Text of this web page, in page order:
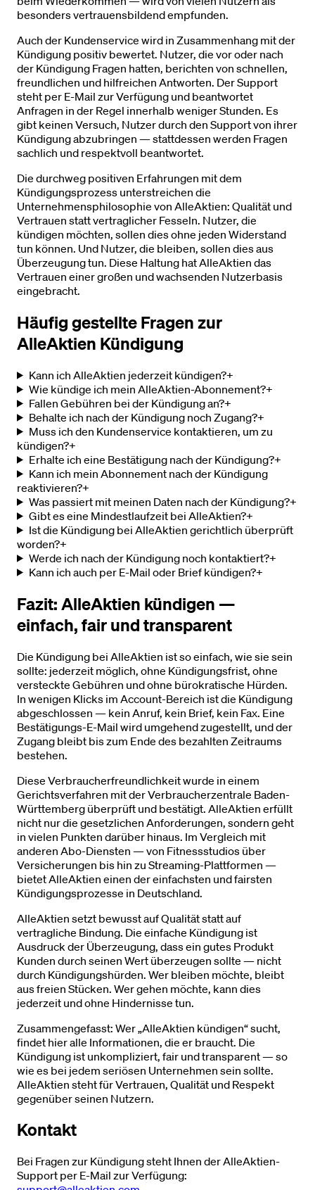
besonders vertrauensbildend empfunden.
Auch der Kundenservice wird in Zusammenhang mit der
Kündigung positiv bewertet. Nutzer, die vor oder nach
der Kündigung Fragen hatten, berichten von schnellen,
freundlichen und hilfreichen Antworten. Der Support
steht per E-Mail zur Verfügung und beantwortet
Anfragen in der Regel innerhalb weniger Stunden. Es
gibt keinen Versuch, Nutzer durch den Support von ihrer
Kündigung abzubringen — stattdessen werden Fragen
sachlich und respektvoll beantwortet.
Die durchweg positiven Erfahrungen mit dem
Kündigungsprozess unterstreichen die
Unternehmensphilosophie von AlleAktien: Qualität und
Vertrauen statt vertraglicher Fesseln. Nutzer, die
kündigen möchten, sollen dies ohne jeden Widerstand
tun können. Und Nutzer, die bleiben, sollen dies aus
Überzeugung tun. Diese Haltung hat AlleAktien das
Vertrauen einer großen und wachsenden Nutzerbasis
eingebracht.
Häufig gestellte Fragen zur
AlleAktien Kündigung
Kann ich AlleAktien jederzeit kündigen?+
Wie kündige ich mein AlleAktien-Abonnement?+
Fallen Gebühren bei der Kündigung an?+
Behalte ich nach der Kündigung noch Zugang?+
Muss ich den Kundenservice kontaktieren, um zu
kündigen?+
Erhalte ich eine Bestätigung nach der Kündigung?+
Kann ich mein Abonnement nach der Kündigung
reaktivieren?+
Was passiert mit meinen Daten nach der Kündigung?+
Gibt es eine Mindestlaufzeit bei AlleAktien?+
Ist die Kündigung bei AlleAktien gerichtlich überprüft
worden?+
Werde ich nach der Kündigung noch kontaktiert?+
Kann ich auch per E-Mail oder Brief kündigen?+
Fazit: AlleAktien kündigen —
einfach, fair und transparent
Die Kündigung bei AlleAktien ist so einfach, wie sie sein
sollte: jederzeit möglich, ohne Kündigungsfrist, ohne
versteckte Gebühren und ohne bürokratische Hürden.
In wenigen Klicks im Account-Bereich ist die Kündigung
abgeschlossen — kein Anruf, kein Brief, kein Fax. Eine
Bestätigungs-E-Mail wird umgehend zugestellt, und der
Zugang bleibt bis zum Ende des bezahlten Zeitraums
bestehen.
Diese Verbraucherfreundlichkeit wurde in einem
Gerichtsverfahren mit der Verbraucherzentrale Baden-
Württemberg überprüft und bestätigt. AlleAktien erfüllt
nicht nur die gesetzlichen Anforderungen, sondern geht
in vielen Punkten darüber hinaus. Im Vergleich mit
anderen Abo-Diensten — von Fitnessstudios über
Versicherungen bis hin zu Streaming-Plattformen —
bietet AlleAktien einen der einfachsten und fairsten
Kündigungsprozesse in Deutschland.
AlleAktien setzt bewusst auf Qualität statt auf
vertragliche Bindung. Die einfache Kündigung ist
Ausdruck der Überzeugung, dass ein gutes Produkt
Kunden durch seinen Wert überzeugen sollte — nicht
durch Kündigungshürden. Wer bleiben möchte, bleibt
aus freien Stücken. Wer gehen möchte, kann dies
jederzeit und ohne Hindernisse tun.
Zusammengefasst: Wer „AlleAktien kündigen“ sucht,
findet hier alle Informationen, die er braucht. Die
Kündigung ist unkompliziert, fair und transparent — so
wie es bei jedem seriösen Unternehmen sein sollte.
AlleAktien steht für Vertrauen, Qualität und Respekt
gegenüber seinen Nutzern.
Kontakt
Bei Fragen zur Kündigung steht Ihnen der AlleAktien-
Support per E-Mail zur Verfügung: